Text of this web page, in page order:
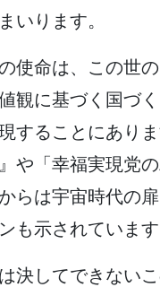
いります。
使命は、この世
観に基づく国づ
することにあり
』や「幸福実現党
らは宇宙時代の
も示されています
決してできない